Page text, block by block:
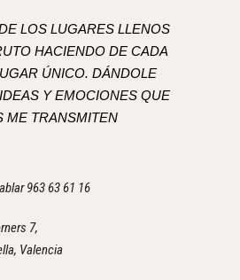
LOS LUGARES LLENOS
HACIENDO DE CADA
ÚNICO. DÁNDOLE
Y EMOCIONES QUE
ME TRANSMITEN
963 63 61 16
7,
Valencia